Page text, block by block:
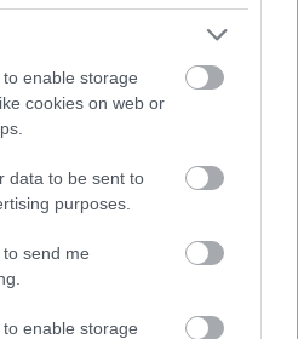
enable storage
cookies on web or
data to be sent to
purposes.
send me
enable storage